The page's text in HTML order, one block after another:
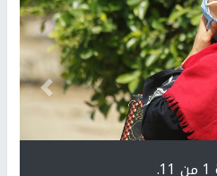
التالي